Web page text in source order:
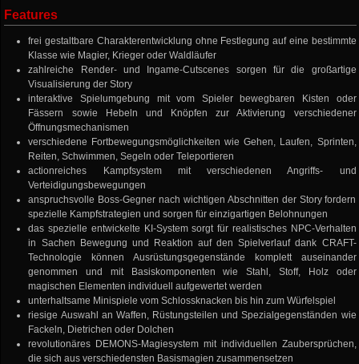
Features
frei gestaltbare Charakterentwicklung ohne Festlegung auf eine bestimmte
Klasse wie Magier, Krieger oder Waldläufer
zahlreiche Render- und Ingame-Cutscenes sorgen für die großartige
Visualisierung der Story
interaktive Spielumgebung mit vom Spieler bewegbaren Kisten oder
Fässern sowie Hebeln und Knöpfen zur Aktivierung verschiedener
Öffnungsmechanismen
verschiedene Fortbewegungsmöglichkeiten wie Gehen, Laufen, Sprinten,
Reiten, Schwimmen, Segeln oder Teleportieren
actionreiches Kampfsystem mit verschiedenen Angriffs- und
Verteidigungsbewegungen
anspruchsvolle Boss-Gegner nach wichtigen Abschnitten der Story fordern
spezielle Kampfstrategien und sorgen für einzigartigen Belohnungen
das spezielle entwickelte KI-System sorgt für realistisches NPC-Verhalten
in Sachen Bewegung und Reaktion auf den Spielverlauf dank CRAFT-
Technologie können Ausrüstungsgegenstände komplett auseinander
genommen und mit Basiskomponenten wie Stahl, Stoff, Holz oder
magischen Elementen individuell aufgewertet werden
unterhaltsame Minispiele vom Schlossknacken bis hin zum Würfelspiel
riesige Auswahl an Waffen, Rüstungsteilen und Spezialgegenständen wie
Fackeln, Dietrichen oder Dolchen
revolutionäres DEMONS-Magiesystem mit individuellen Zaubersprüchen,
die sich aus verschiedensten Basismagien zusammensetzen